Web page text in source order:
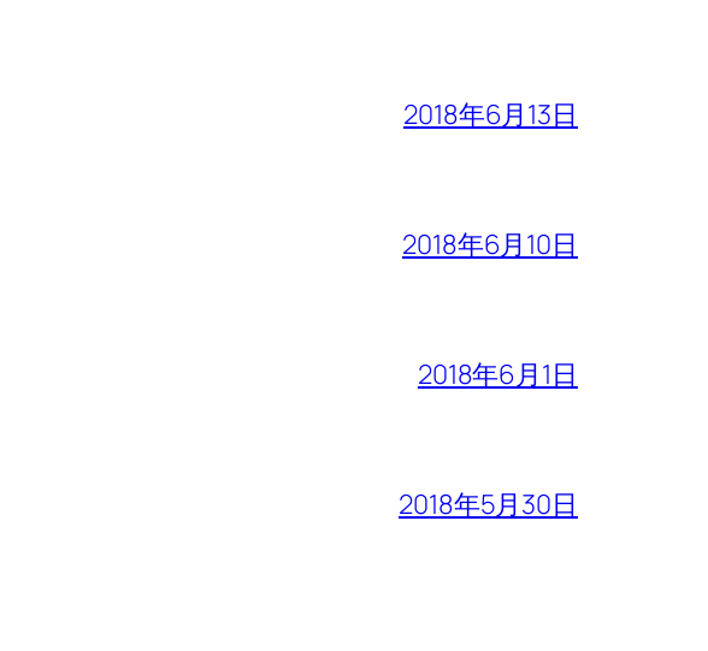
2018年6月13日
2018年6月10日
2018年6月1日
2018年5月30日